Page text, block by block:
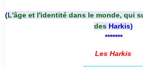
(L'âge et l'identité dans le monde, qui
des Harkis)
*******
Les Harkis